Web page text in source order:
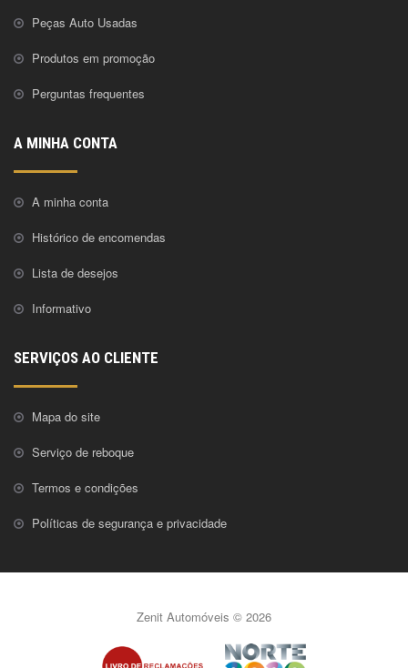
Peças Auto Usadas
Produtos em promoção
Perguntas frequentes
A MINHA CONTA
A minha conta
Histórico de encomendas
Lista de desejos
Informativo
SERVIÇOS AO CLIENTE
Mapa do site
Serviço de reboque
Termos e condições
Políticas de segurança e privacidade
Zenit Automóveis © 2026